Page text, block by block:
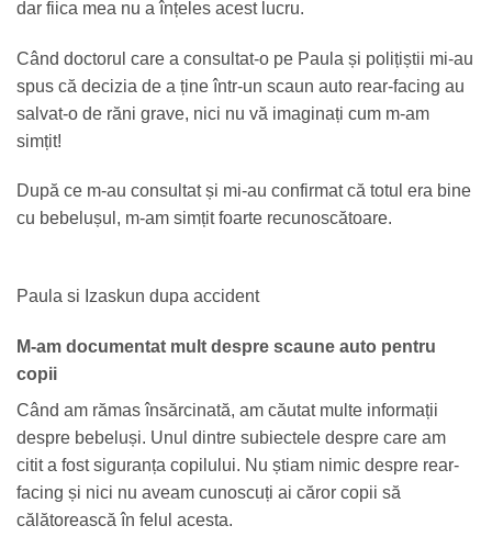
dar fiica mea nu a înțeles acest lucru.
Când doctorul care a consultat-o pe Paula și polițiștii mi-au
spus că decizia de a ține într-un scaun auto rear-facing au
salvat-o de răni grave, nici nu vă imaginați cum m-am
simțit!
După ce m-au consultat și mi-au confirmat că totul era bine
cu bebelușul, m-am simțit foarte recunoscătoare.
Paula si Izaskun dupa accident
M-am documentat mult despre scaune auto pentru
copii
Când am rămas însărcinată, am căutat multe informații
despre bebeluși. Unul dintre subiectele despre care am
citit a fost siguranța copilului. Nu știam nimic despre rear-
facing și nici nu aveam cunoscuți ai căror copii să
călătorească în felul acesta.